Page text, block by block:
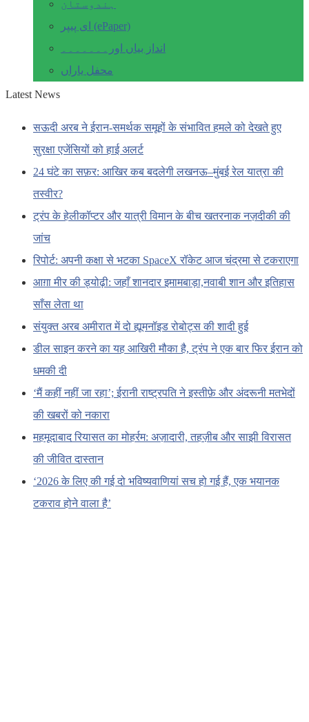
ہندوستان
ای پیپر (ePaper)
انداز بیاں اور۔۔۔۔۔۔۔
محفل یاراں
Latest News
सऊदी अरब ने ईरान-समर्थक समूहों के संभावित हमले को देखते हुए
सुरक्षा एजेंसियों को हाई अलर्ट
24 घंटे का सफ़र: आखिर कब बदलेगी लखनऊ–मुंबई रेल यात्रा की
तस्वीर?
ट्रंप के हेलीकॉप्टर और यात्री विमान के बीच खतरनाक नज़दीकी की
जांच
रिपोर्ट: अपनी कक्षा से भटका SpaceX रॉकेट आज चंद्रमा से टकराएगा
आग़ा मीर की ड्योढ़ी: जहाँ शानदार इमामबाड़ा,नवाबी शान और इतिहास
साँस लेता था
संयुक्त अरब अमीरात में दो ह्यूमनॉइड रोबोट्स की शादी हुई
डील साइन करने का यह आखिरी मौका है, ट्रंप ने एक बार फिर ईरान को
धमकी दी
‘मैं कहीं नहीं जा रहा’; ईरानी राष्ट्रपति ने इस्तीफ़े और अंदरूनी मतभेदों
की खबरों को नकारा
महमूदाबाद रियासत का मोहर्रम: अज़ादारी, तहज़ीब और साझी विरासत
की जीवित दास्तान
‘2026 के लिए की गई दो भविष्यवाणियां सच हो गई हैं, एक भयानक
टकराव होने वाला है’